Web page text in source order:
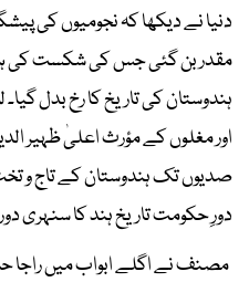
دنیا نے دیکھا کہ نجومیوں کی
مقدر بن گئی جس کی شکست کی
ہندوستان کی تاریخ کا رخ بدل
اور مغلوں کے مؤرث اعلیٰ ظہیر
صدیوں تک ہندوستان کے تاج و
دورِ حکومت تاریخ ہند کا سنہری دور
مصنف نے اگلے ابواب میں راجا